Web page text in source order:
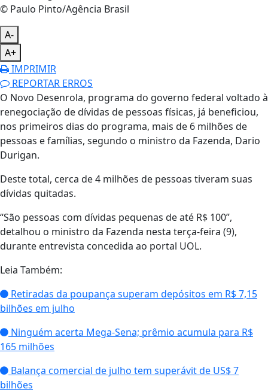
© Paulo Pinto/Agência Brasil
A-
A+
IMPRIMIR
REPORTAR ERROS
O Novo Desenrola, programa do governo federal voltado à
renegociação de dívidas de pessoas físicas, já beneficiou,
nos primeiros dias do programa, mais de 6 milhões de
pessoas e famílias, segundo o ministro da Fazenda, Dario
Durigan.
Deste total, cerca de 4 milhões de pessoas tiveram suas
dívidas quitadas.
“São pessoas com dívidas pequenas de até R$ 100”,
detalhou o ministro da Fazenda nesta terça-feira (9),
durante entrevista concedida ao portal UOL.
Leia Também:
Retiradas da poupança superam depósitos em R$ 7,15
bilhões em julho
Ninguém acerta Mega-Sena; prêmio acumula para R$
165 milhões
Balança comercial de julho tem superávit de US$ 7
bilhões